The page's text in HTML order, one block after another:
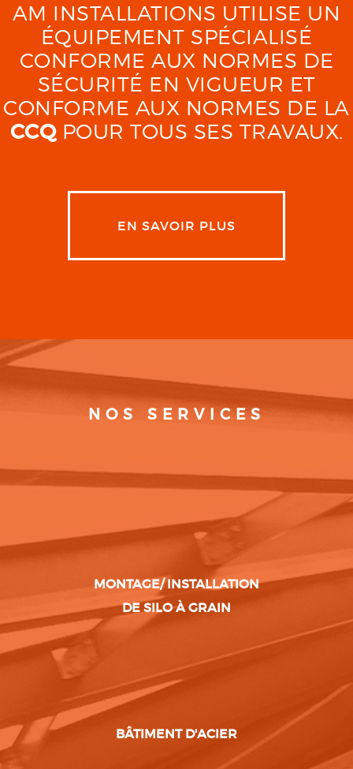
AM INSTALLATIONS UTILISE UN
ÉQUIPEMENT SPÉCIALISÉ
CONFORME AUX NORMES DE
SÉCURITÉ EN VIGUEUR ET
CONFORME AUX NORMES DE LA
CCQPOUR TOUS SES TRAVAUX.
EN SAVOIR PLUS
NOS SERVICES
MONTAGE/ INSTALLATION
DE SILO À GRAIN
BÂTIMENT D'ACIER